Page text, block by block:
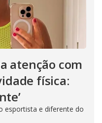
atenção com
física:
esportista e diferente do